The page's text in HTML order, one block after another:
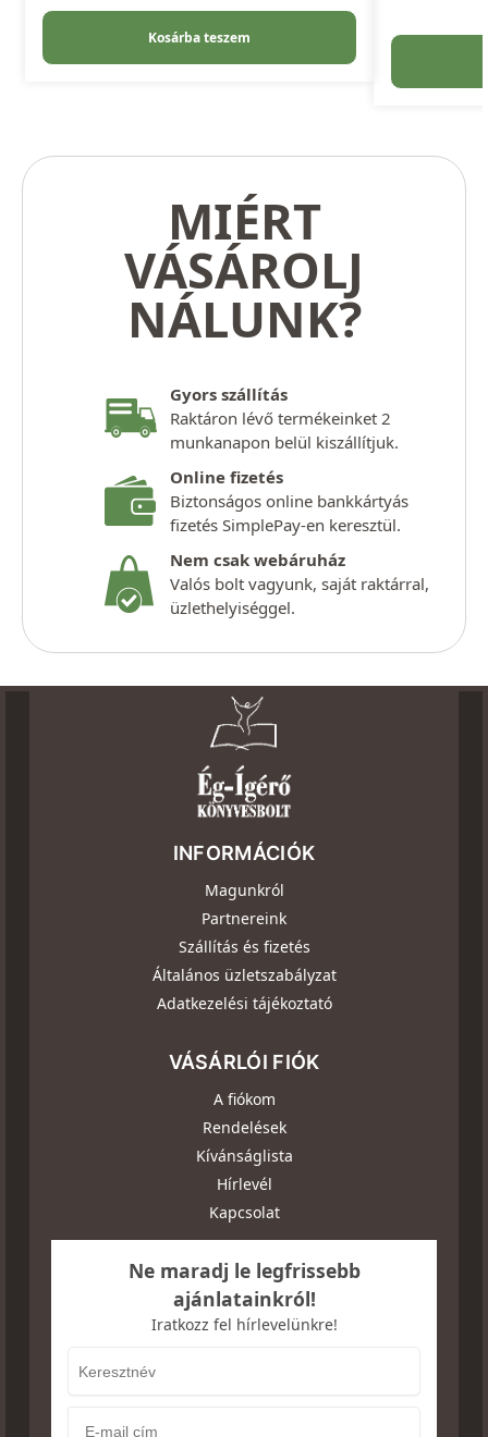
Kosárba teszem
MIÉRT
VÁSÁROLJ
NÁLUNK?
Gyors szállítás
Raktáron lévő termékeinket 2
munkanapon belül kiszállítjuk.
Online fizetés
Biztonságos online bankkártyás
fizetés SimplePay-en keresztül.
Nem csak webáruház
Valós bolt vagyunk, saját raktárral,
üzlethelyiséggel.
INFORMÁCIÓK
Magunkról
Partnereink
Szállítás és fizetés
Általános üzletszabályzat
Adatkezelési tájékoztató
VÁSÁRLÓI FIÓK
A fiókom
Rendelések
Kívánságlista
Hírlevél
Kapcsolat
Ne maradj le legfrissebb
ajánlatainkról!
Iratkozz fel hírlevelünkre!